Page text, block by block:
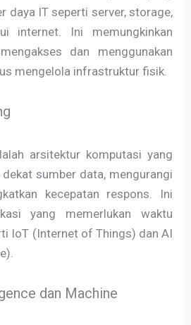
daya IT seperti server, storage,
internet. Ini memungkinkan
dan menggunakan
mengelola infrastruktur fisik.
arsitektur komputasi yang
sumber data, mengurangi
kecepatan respons. Ini
yang memerlukan waktu
IoT (Internet of Things) dan AI
dan Machine